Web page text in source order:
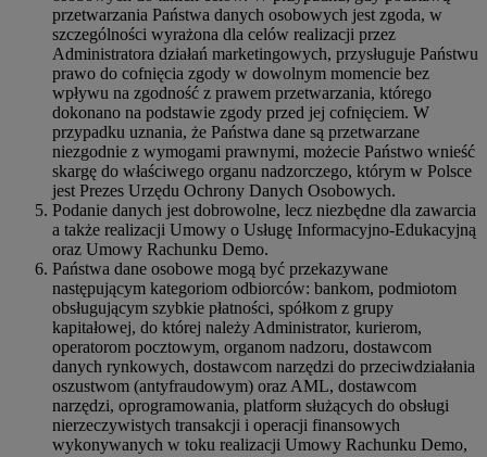
przetwarzania Państwa danych osobowych jest zgoda, w
szczególności wyrażona dla celów realizacji przez
Administratora działań marketingowych, przysługuje Państwu
prawo do cofnięcia zgody w dowolnym momencie bez
wpływu na zgodność z prawem przetwarzania, którego
dokonano na podstawie zgody przed jej cofnięciem. W
przypadku uznania, że Państwa dane są przetwarzane
niezgodnie z wymogami prawnymi, możecie Państwo wnieść
skargę do właściwego organu nadzorczego, którym w Polsce
jest Prezes Urzędu Ochrony Danych Osobowych.
Podanie danych jest dobrowolne, lecz niezbędne dla zawarcia
a także realizacji Umowy o Usługę Informacyjno-Edukacyjną
oraz Umowy Rachunku Demo.
Państwa dane osobowe mogą być przekazywane
następującym kategoriom odbiorców: bankom, podmiotom
obsługującym szybkie płatności, spółkom z grupy
kapitałowej, do której należy Administrator, kurierom,
operatorom pocztowym, organom nadzoru, dostawcom
danych rynkowych, dostawcom narzędzi do przeciwdziałania
oszustwom (antyfraudowym) oraz AML, dostawcom
narzędzi, oprogramowania, platform służących do obsługi
nierzeczywistych transakcji i operacji finansowych
wykonywanych w toku realizacji Umowy Rachunku Demo,